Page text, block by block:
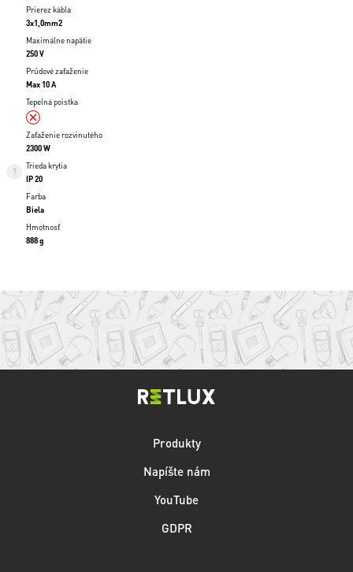
Prierez kábla
3x1,0mm2
Maximálne napätie
250 V
Prúdové zaťaženie
Max 10 A
Tepelná poistka
Zaťaženie rozvinutého
2300 W
Trieda krytia
IP 20
Farba
Biela
Hmotnosť
888 g
Produkty
Napíšte nám
YouTube
GDPR